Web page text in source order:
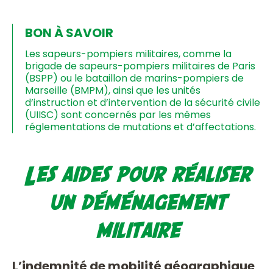
BON À SAVOIR
Les sapeurs-pompiers militaires, comme la
brigade de sapeurs-pompiers militaires de Paris
(BSPP) ou le bataillon de marins-pompiers de
Marseille (BMPM), ainsi que les unités
d’instruction et d’intervention de la sécurité civile
(UIISC) sont concernés par les mêmes
réglementations de mutations et d’affectations.
Les aides pour réaliser
un déménagement
militaire